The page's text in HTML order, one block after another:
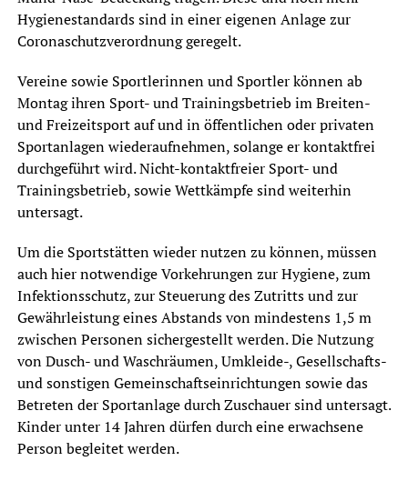
Hygienestandards sind in einer eigenen Anlage zur
Coronaschutzverordnung geregelt.
Vereine sowie Sportlerinnen und Sportler können ab
Montag ihren Sport- und Trainingsbetrieb im Breiten-
und Freizeitsport auf und in öffentlichen oder privaten
Sportanlagen wiederaufnehmen, solange er kontaktfrei
durchgeführt wird. Nicht-kontaktfreier Sport- und
Trainingsbetrieb, sowie Wettkämpfe sind weiterhin
untersagt.
Um die Sportstätten wieder nutzen zu können, müssen
auch hier notwendige Vorkehrungen zur Hygiene, zum
Infektionsschutz, zur Steuerung des Zutritts und zur
Gewährleistung eines Abstands von mindestens 1,5 m
zwischen Personen sichergestellt werden. Die Nutzung
von Dusch- und Waschräumen, Umkleide-, Gesellschafts-
und sonstigen Gemeinschaftseinrichtungen sowie das
Betreten der Sportanlage durch Zuschauer sind untersagt.
Kinder unter 14 Jahren dürfen durch eine erwachsene
Person begleitet werden.